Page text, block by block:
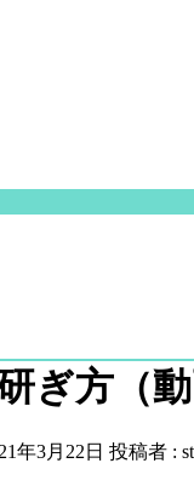
方（動
年3月22日 投稿者 :